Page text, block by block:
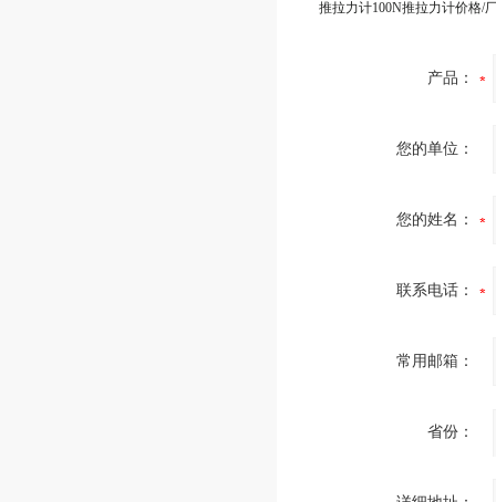
推拉力计100N推拉力计价格/
产品：
您的单位：
您的姓名：
联系电话：
常用邮箱：
省份：